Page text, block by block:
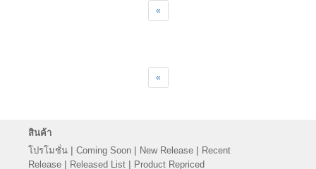
«
«
สินค้า
โปรโมชั่น | Coming Soon | New Release | Recent
Release | Released List | Product Repriced